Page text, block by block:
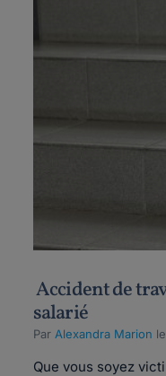
Accident de
salarié
Par Alexandra Marion
Que vous soyez